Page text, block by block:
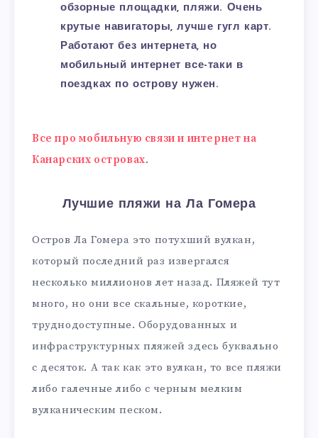
обзорные площадки, пляжи. Очень
крутые навигаторы, лучше гугл карт.
Работают без интернета, но
мобильный интернет все-таки в
поездках по острову нужен.
Все про мобильную связи и интернет на
Канарских островах.
Лучшие пляжи на Ла Гомера
Остров Ла Гомера это потухший вулкан,
который последний раз извергался
несколько миллионов лет назад. Пляжей тут
много, но они все скальные, короткие,
труднодоступные. Оборудованных и
инфраструктурных пляжей здесь буквально
с десяток. А так как это вулкан, то все пляжи
либо галечные либо с черным мелким
вулканическим песком.